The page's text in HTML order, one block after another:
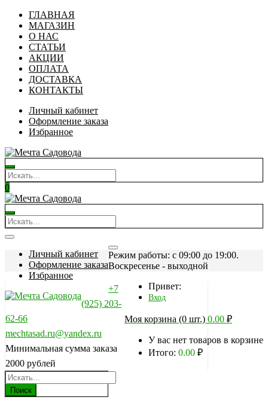
ГЛАВНАЯ
МАГАЗИН
О НАС
СТАТЬИ
АКЦИИ
ОПЛАТА
ДОСТАВКА
КОНТАКТЫ
Личный кабинет
Оформление заказа
Избранное
0
Личный кабинет
Оформление заказа
Избранное
Режим работы: c 09:00 до 19:00.
Воскресенье - выходной
Привет:
Вход
Моя корзина (0 шт.) 0.00 ₽
У вас нет товаров в корзине
Итого: 0.00 ₽
+7
(925) 203-
62-66
mechtasad.ru@yandex.ru
Минимальная сумма заказа
2000 рублей
Поиск